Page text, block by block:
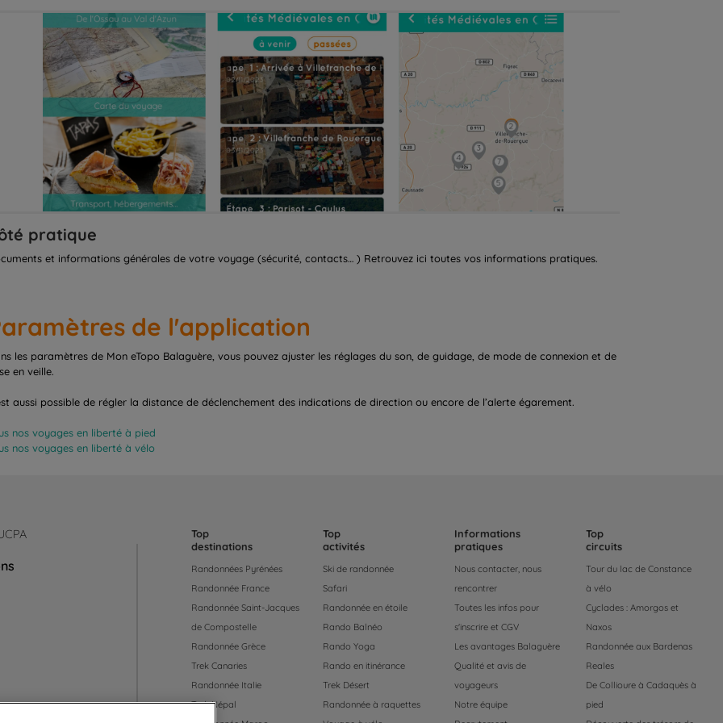
pratique
et informations générales de votre voyage (sécurité, contacts… ) Retrouvez ici toutes vos informations pratiques.
de l'application
les paramètres de Mon eTopo Balaguère, vous pouvez ajuster les réglages du son, de guidage, de mode de connexion et de
en veille.
aussi possible de régler la distance de déclenchement des indications de direction ou encore de l’alerte égarement.
nos voyages en liberté à pied
nos voyages en liberté à vélo
Top
destinations
Randonnées Pyrénées
Randonnée France
Randonnée Saint-Jacques
de Compostelle
Randonnée Grèce
Trek Canaries
Randonnée Italie
Trek Népal
Top
activités
Ski de randonnée
Safari
Randonnée en étoile
Rando Balnéo
Rando Yoga
Rando en itinérance
Trek Désert
Randonnée à raquettes
Informations
pratiques
Nous contacter, nous
rencontrer
Toutes les infos pour
s'inscrire et CGV
Les avantages Balaguère
Qualité et avis de
voyageurs
Notre équipe
Top
circuits
Tour du lac de Constance
à vélo
Cyclades : Amorgos et
Naxos
Randonnée aux Bardenas
Reales
De Collioure à Cadaquès à
pied